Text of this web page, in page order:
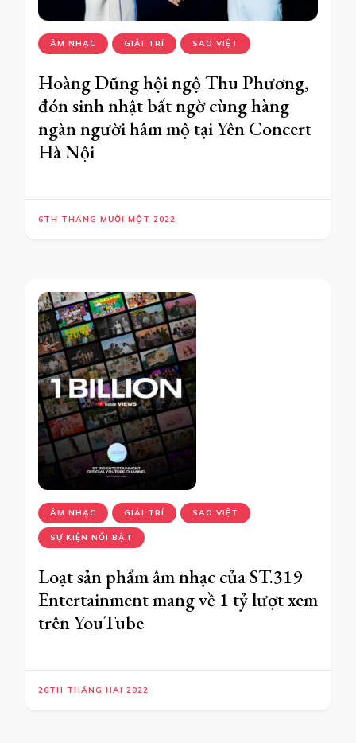
ÂM NHẠC GIẢI TRÍ SAO VIỆT
Hoàng Dũng hội ngộ Thu Phương,
đón sinh nhật bất ngờ cùng hàng
ngàn người hâm mộ tại Yên Concert
Hà Nội
6TH THÁNG MƯỜI MỘT 2022
ÂM NHẠC GIẢI TRÍ SAO VIỆT
SỰ KIỆN NỔI BẬT
Loạt sản phẩm âm nhạc của ST.319
Entertainment mang về 1 tỷ lượt xem
trên YouTube
26TH THÁNG HAI 2022